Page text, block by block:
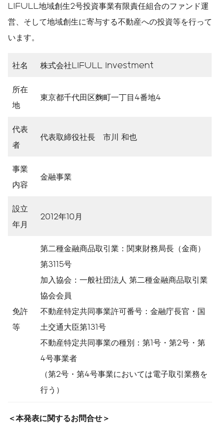
LIFULL地域創生2号投資事業有限責任組合のファンド運
営、そして地域創生に寄与する不動産への投資等を行って
います。
社名 株式会社LIFULL Investment
所在
地
東京都千代田区麴町一丁目4番地4
代表
者
代表取締役社長 市川 和也
事業
内容
金融事業
設立
年月
2012年10月
免許
等
第二種金融商品取引業：関東財務局長（金商）
第3115号
加入協会：一般社団法人 第二種金融商品取引業
協会会員
不動産特定共同事業許可番号：金融庁長官・国
土交通大臣第131号
不動産特定共同事業の種別：第1号・第2号・第
4号事業者
（第2号・第4号事業においては電子取引業務を
行う）
＜本発表に関するお問合せ＞